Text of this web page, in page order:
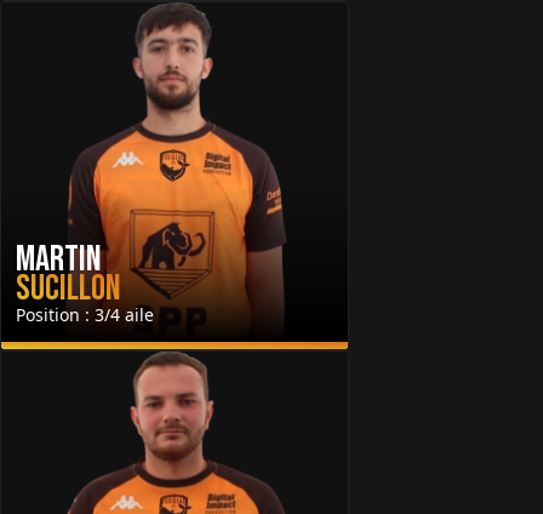
Martin
Sucillon
Position : 3/4 aile